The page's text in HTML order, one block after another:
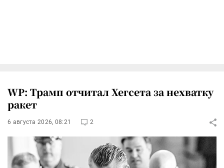
WP: Трамп отчитал Хегсета за нехватку
ракет
6 августа 2026, 08:21 2